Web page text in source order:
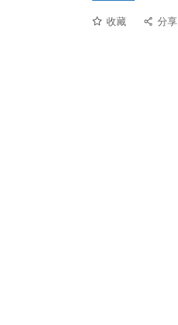
收藏 分享